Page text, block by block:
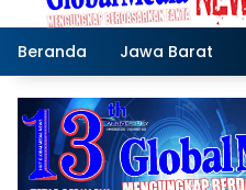
Beranda Jawa Barat